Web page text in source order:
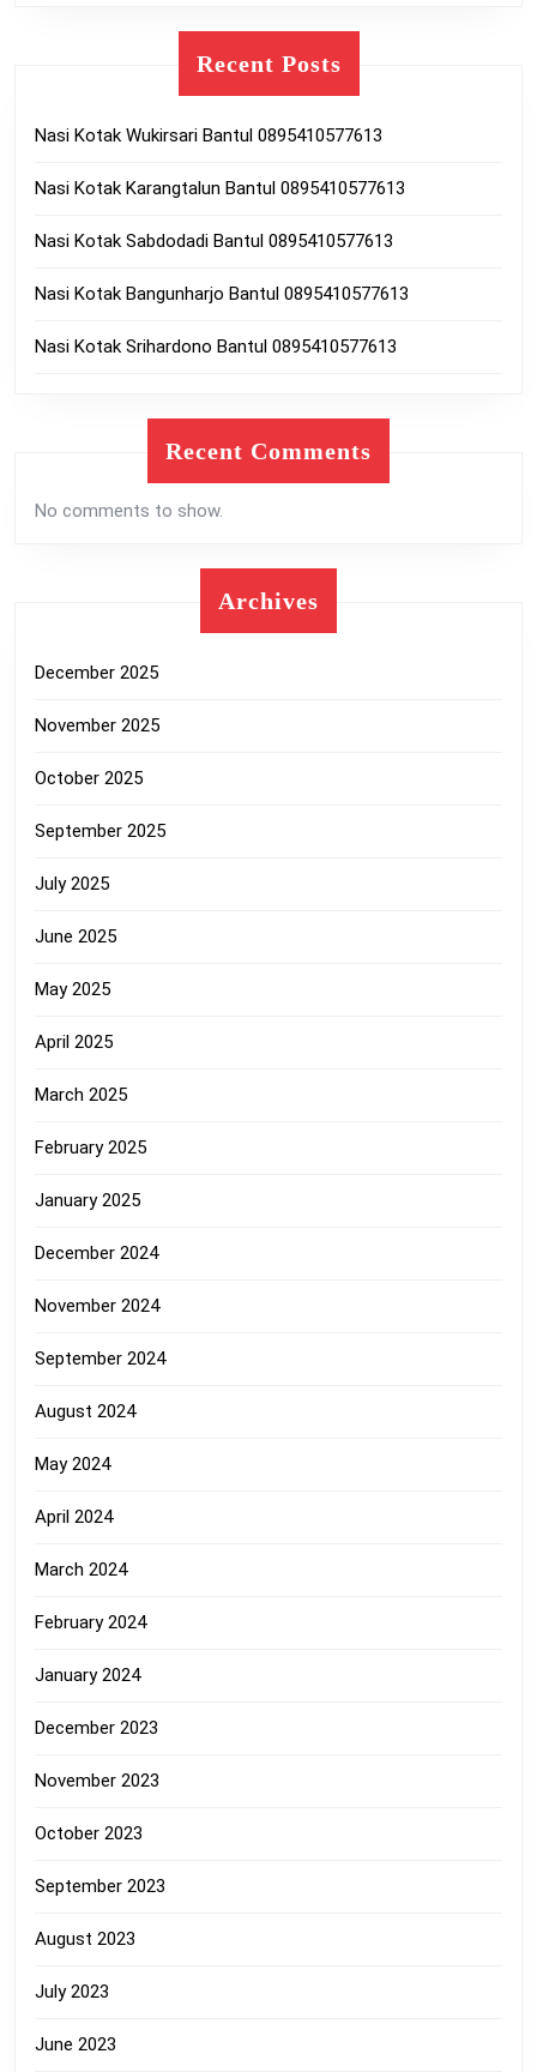
Recent Posts
Nasi Kotak Wukirsari Bantul 0895410577613
Nasi Kotak Karangtalun Bantul 0895410577613
Nasi Kotak Sabdodadi Bantul 0895410577613
Nasi Kotak Bangunharjo Bantul 0895410577613
Nasi Kotak Srihardono Bantul 0895410577613
Recent Comments
No comments to show.
Archives
December 2025
November 2025
October 2025
September 2025
July 2025
June 2025
May 2025
April 2025
March 2025
February 2025
January 2025
December 2024
November 2024
September 2024
August 2024
May 2024
April 2024
March 2024
February 2024
January 2024
December 2023
November 2023
October 2023
September 2023
August 2023
July 2023
June 2023